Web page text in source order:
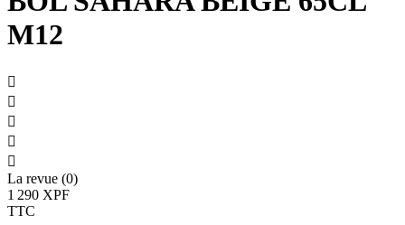
M12





La revue (0)
1 290 XPF
TTC